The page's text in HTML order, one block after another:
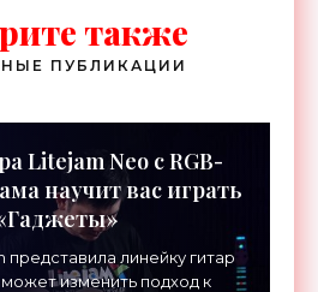
также
ПУБЛИКАЦИИ
Litejam Neo с RGB-
научит вас играть
линейку гитар
изменить подход к